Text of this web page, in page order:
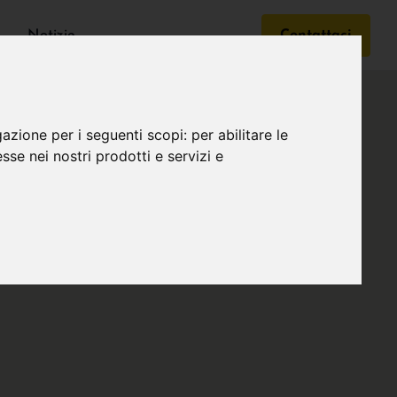
per i seguenti scopi: per abilitare le
nei nostri prodotti e servizi e
Notizie Contattaci